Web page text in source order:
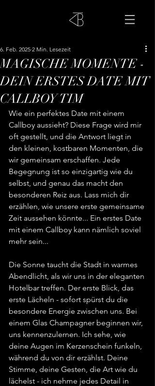
MAGISCHE MOMENTE -
DEIN ERSTES DATE MIT
CALLBOY TIM
6. Feb. 2025 2 Min. Lesezeit
Wie ein perfektes Date mit einem
Callboy aussieht? Diese Frage wird mir
oft gestellt, und die Antwort liegt in
den kleinen, kostbaren Momenten, die
wir gemeinsam erschaffen. Jede
Begegnung ist so einzigartig wie du
selbst, und genau das macht den
besonderen Reiz aus. Lass mich dir
erzählen, wie unsere erste gemeinsame
Zeit aussehen könnte... Ein erstes Date
mit einem Callboy kann nämlich soviel
mehr sein...
Die Sonne taucht die Stadt in warmes
Abendlicht, als wir uns in der eleganten
Hotelbar treffen. Der erste Blick, das
erste Lächeln - sofort spürst du die
besondere Energie zwischen uns. Bei
einem Glas Champagner beginnen wir,
uns kennenzulernen. Ich sehe, wie
deine Augen im Kerzenschein funkeln,
während du von dir erzählst. Deine
Stimme, deine Gesten, die Art wie du
lächelst - ich nehme jedes Detail in